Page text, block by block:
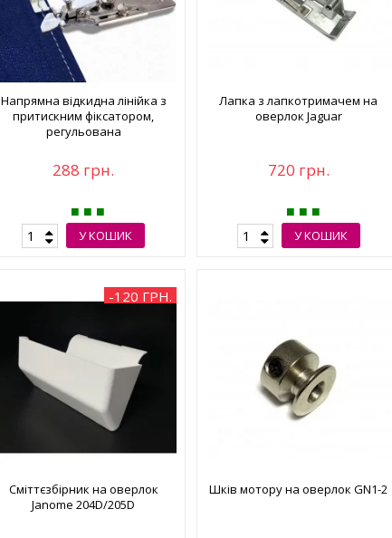
Напрямна відкидна лінійка з
притискним фіксатором,
регульована
288 грн.
У КОШИК
Лапка з лапкотримачем на
оверлок Jaguar
720 грн.
У КОШИК
-120 ГРН.
Сміттєзбірник на оверлок
Janome 204D/205D
Шків мотору на оверлок GN1-2